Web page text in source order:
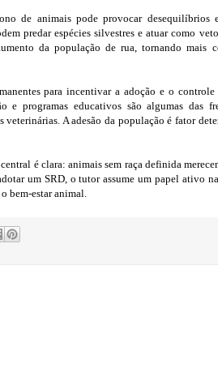
de animais pode provocar desequilíbrios
predar espécies silvestres e atuar como
da população de rua, tornando mais
para incentivar a adoção e o
e programas educativos são algumas das
A adesão da população é fator
é clara: animais sem raça definida
um SRD, o tutor assume um papel ativo
bem-estar animal.